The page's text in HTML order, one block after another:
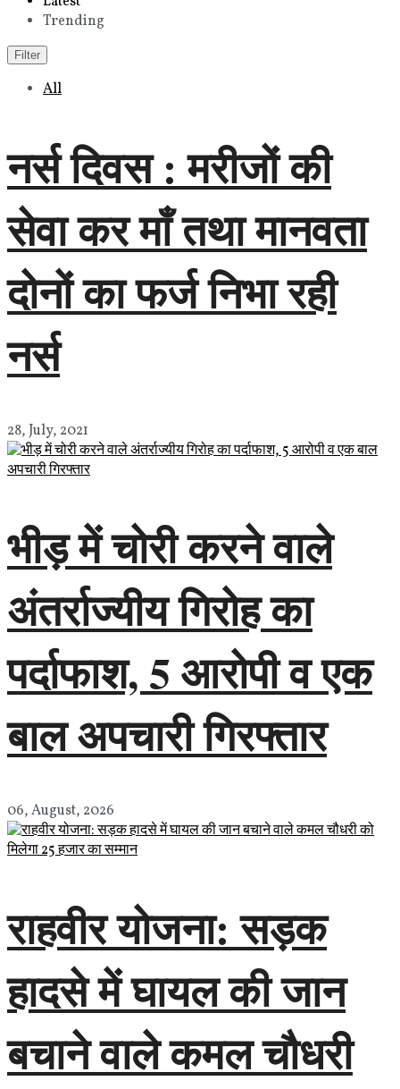
Trending
Filter
All
नर्स दिवस : मरीजों की
सेवा कर माँ तथा मानवता
दोनों का फर्ज निभा रही
नर्स
28, July, 2021
भीड़ में चोरी करने वाले
अंतर्राज्यीय गिरोह का
पर्दाफाश, 5 आरोपी व एक
बाल अपचारी गिरफ्तार
06, August, 2026
राहवीर योजना: सड़क
हादसे में घायल की जान
बचाने वाले कमल चौधरी